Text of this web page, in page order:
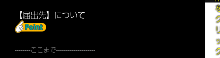
【届出先】について
--------ここまで--------------------